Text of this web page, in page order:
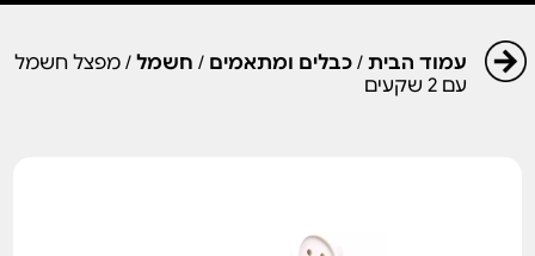
עמוד הבית/ כבלים ומתאמים / חשמל/ מפצל חשמל
עם 2 שקעים